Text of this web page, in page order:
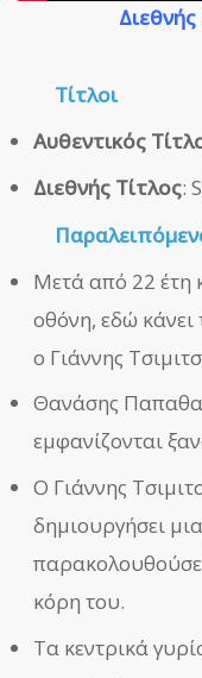
Διεθνής
Τίτλοι
Αυθεντικός
Διεθνής Τίτλος:
Μετά από 22 έτη
οθόνη, εδώ κάνει
ο Γιάννης
Θανάσης
εμφανίζονται
Ο Γιάννης
δημιουργήσει
παρακολουθούσε
κόρη του.
Τα κεντρικά